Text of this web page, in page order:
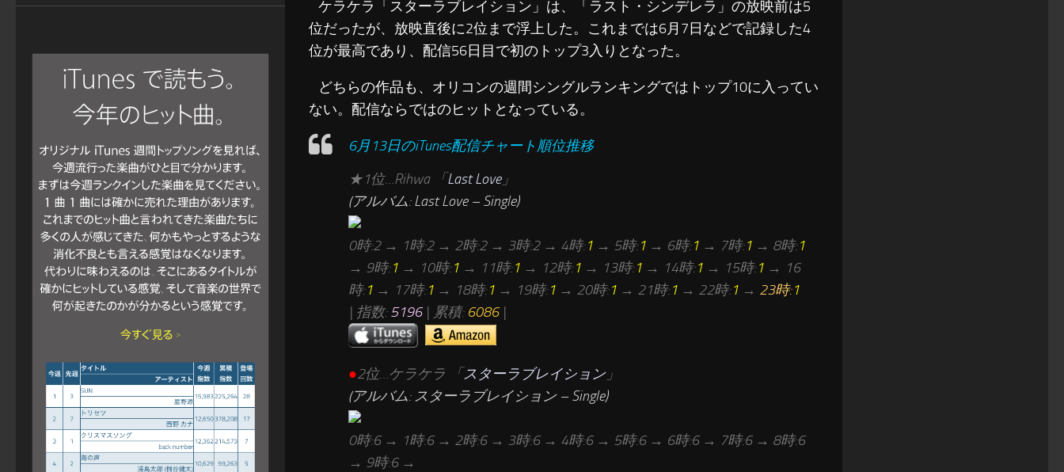
ケラケラ「スターラブレイション」は、「ラスト・シンデレラ」の放映前は5
位だったが、放映直後に2位まで浮上した。これまでは6月7日などで記録した4
位が最高であり、配信56日目で初のトップ3入りとなった。
どちらの作品も、オリコンの週間シングルランキングではトップ10に入ってい
ない。配信ならではのヒットとなっている。
6月13日のiTunes配信チャート順位推移
★1位…Rihwa 「Last Love」
(アルバム: Last Love – Single)
0時:2 → 1時:2 → 2時:2 → 3時:2 → 4時:1 → 5時:1 → 6時:1 → 7時:1 → 8時:1
→ 9時:1 → 10時:1 → 11時:1 → 12時:1 → 13時:1 → 14時:1 → 15時:1 → 16
時:1 → 17時:1 → 18時:1 → 19時:1 → 20時:1 → 21時:1 → 22時:1 → 23時:1
| 指数:5196| 累積: 6086 |
●2位…ケラケラ 「スターラブレイション」
(アルバム: スターラブレイション – Single)
0時:6 → 1時:6 → 2時:6 → 3時:6 → 4時:6 → 5時:6 → 6時:6 → 7時:6 → 8時:6
→ 9時:6 →